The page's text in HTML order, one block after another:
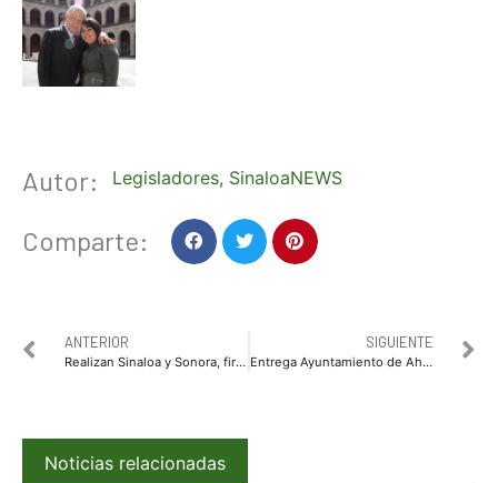
Autor: Legisladores, SinaloaNEWS
Comparte:
ANTERIOR
Realizan Sinaloa y Sonora, firma de convenio de colaboración por una vida libre de violencia para las mujeres
SIGUIENTE
Entrega Ayuntamiento de Ahome material rústico a la señora María Alejandra de la colonia Centro
Noticias relacionadas